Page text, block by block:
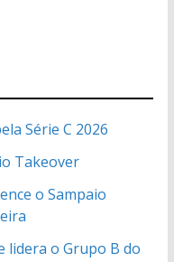
Série C 2026
Takeover
o Sampaio
lidera o Grupo B do